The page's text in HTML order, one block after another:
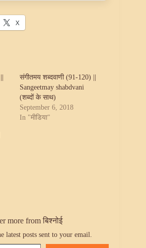
X
संगीतमय शब्दवाणी (91-120) ||
Sangeetmay shabdvani
(शब्दों के साथ)
September 6, 2018
In "मीडिया"
more from बिश्नोई
latest posts sent to your email.